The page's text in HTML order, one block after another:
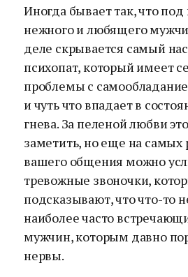
Иногда бывает так, что
нежного и любящего
деле скрывается самый
психопат, который имеет
проблемы с
и чуть что впадает в
гнева. За пеленой любви
заметить, но еще на самых
вашего общения можно
тревожные звоночки,
подсказывают, что что-то
наиболее часто
мужчин, которым давно
нервы.